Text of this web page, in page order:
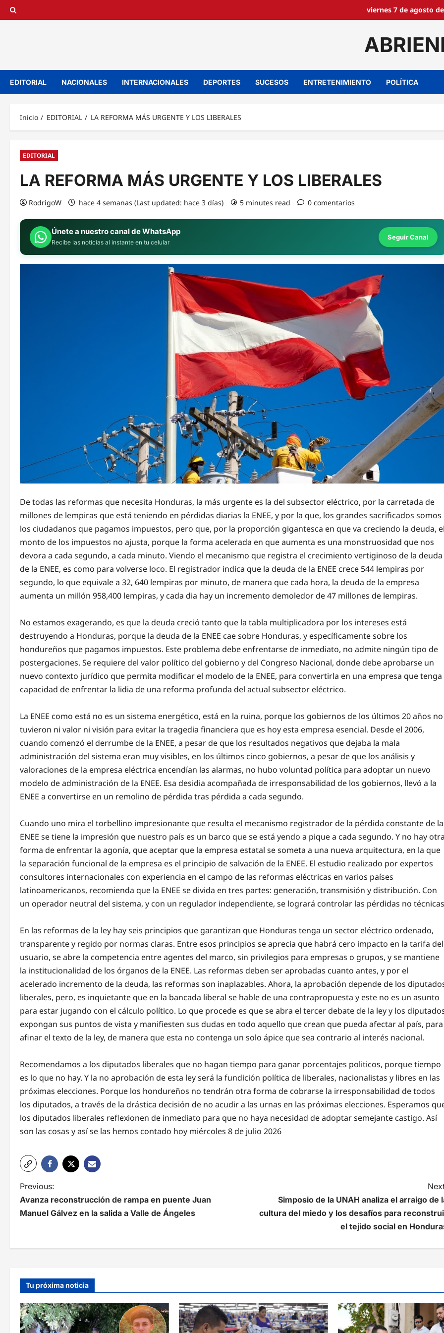
Saltar
viernes 7 de agosto
EDITORIAL NACIONALES INTERNACIONALES DEPORTES SUCESOS ENTRETENIMIENTO POLÍTICA
Inicio EDITORIAL LA REFORMA MÁS URGENTE Y LOS LIBERALES
EDITORIAL
LA REFORMA MÁS URGENTE Y LOS LIBERALES
RodrigoW hace 4 semanas (Last updated: hace 3 días) 5 minutes read 0 comentarios
Únete a nuestro canal de WhatsApp
Recibe las noticias al instante en tu celular
Seguir Canal
De todas las reformas que necesita Honduras, la más urgente es la del subsector eléctrico, por la carretada de
millones de lempiras que está teniendo en pérdidas diarias la ENEE, y por la que, los grandes sacrificados somos
los ciudadanos que pagamos impuestos, pero que, por la proporción gigantesca en que va creciendo la deuda,
monto de los impuestos no ajusta, porque la forma acelerada en que aumenta es una monstruosidad que nos
devora a cada segundo, a cada minuto. Viendo el mecanismo que registra el crecimiento vertiginoso de la deuda
de la ENEE, es como para volverse loco. El registrador indica que la deuda de la ENEE crece 544 lempiras por
segundo, lo que equivale a 32, 640 lempiras por minuto, de manera que cada hora, la deuda de la empresa
aumenta un millón 958,400 lempiras, y cada dia hay un incremento demoledor de 47 millones de lempiras.
No estamos exagerando, es que la deuda creció tanto que la tabla multiplicadora por los intereses está
destruyendo a Honduras, porque la deuda de la ENEE cae sobre Honduras, y específicamente sobre los
hondureños que pagamos impuestos. Este problema debe enfrentarse de inmediato, no admite ningún tipo de
postergaciones. Se requiere del valor político del gobierno y del Congreso Nacional, donde debe aprobarse un
nuevo contexto jurídico que permita modificar el modelo de la ENEE, para convertirla en una empresa que tenga
capacidad de enfrentar la lidia de una reforma profunda del actual subsector eléctrico.
La ENEE como está no es un sistema energético, está en la ruina, porque los gobiernos de los últimos 20 años no
tuvieron ni valor ni visión para evitar la tragedia financiera que es hoy esta empresa esencial. Desde el 2006,
cuando comenzó el derrumbe de la ENEE, a pesar de que los resultados negativos que dejaba la mala
administración del sistema eran muy visibles, en los últimos cinco gobiernos, a pesar de que los análisis y
valoraciones de la empresa eléctrica encendían las alarmas, no hubo voluntad política para adoptar un nuevo
modelo de administración de la ENEE. Esa desidia acompañada de irresponsabilidad de los gobiernos, llevó a la
ENEE a convertirse en un remolino de pérdida tras pérdida a cada segundo.
Cuando uno mira el torbellino impresionante que resulta el mecanismo registrador de la pérdida constante de la
ENEE se tiene la impresión que nuestro país es un barco que se está yendo a pique a cada segundo. Y no hay
forma de enfrentar la agonía, que aceptar que la empresa estatal se someta a una nueva arquitectura, en la que
la separación funcional de la empresa es el principio de salvación de la ENEE. El estudio realizado por expertos
consultores internacionales con experiencia en el campo de las reformas eléctricas en varios países
latinoamericanos, recomienda que la ENEE se divida en tres partes: generación, transmisión y distribución. Con
un operador neutral del sistema, y con un regulador independiente, se logrará controlar las pérdidas no
En las reformas de la ley hay seis principios que garantizan que Honduras tenga un sector eléctrico ordenado,
transparente y regido por normas claras. Entre esos principios se aprecia que habrá cero impacto en la tarifa del
usuario, se abre la competencia entre agentes del marco, sin privilegios para empresas o grupos, y se mantiene
la institucionalidad de los órganos de la ENEE. Las reformas deben ser aprobadas cuanto antes, y por el
acelerado incremento de la deuda, las reformas son inaplazables. Ahora, la aprobación depende de los
liberales, pero, es inquietante que en la bancada liberal se hable de una contrapropuesta y este no es un asunto
para estar jugando con el cálculo político. Lo que procede es que se abra el tercer debate de la ley y los
expongan sus puntos de vista y manifiesten sus dudas en todo aquello que crean que pueda afectar al país, para
afinar el texto de la ley, de manera que esta no contenga un solo ápice que sea contrario al interés nacional.
Recomendamos a los diputados liberales que no hagan tiempo para ganar porcentajes politicos, porque tiempo
es lo que no hay. Y la no aprobación de esta ley será la fundición política de liberales, nacionalistas y libres en las
próximas elecciones. Porque los hondureños no tendrán otra forma de cobrarse la irresponsabilidad de todos
los diputados, a través de la drástica decisión de no acudir a las urnas en las próximas elecciones. Esperamos
los diputados liberales reflexionen de inmediato para que no haya necesidad de adoptar semejante castigo. Así
son las cosas y así se las hemos contado hoy miércoles 8 de julio 2026
N
a
a
c
i
Previous:
Avanza reconstrucción de rampa en puente Juan
Manuel Gálvez en la salida a Valle de Ángeles
Simposio de la UNAH analiza el arraigo de
cultura del miedo y los desafíos para
el tejido social en
Tu próxima noticia